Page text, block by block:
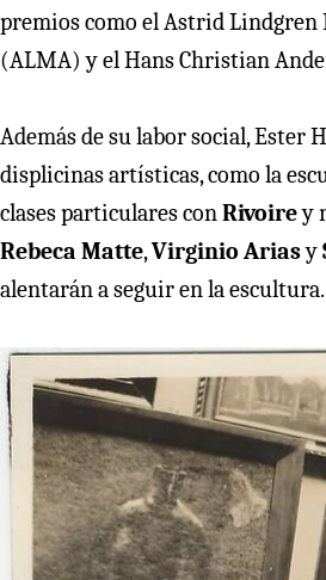
premios como el Astrid
(ALMA) y el Hans Christian
Además de su labor social, Ester
displicinas artísticas, como la
clases particulares conRivoirey
Rebeca Matte,Virginio Ariasy
alentarán a seguir en la escultura.